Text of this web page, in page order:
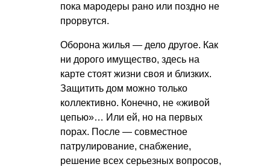
пока мародеры рано или поздно не
прорвутся.
Оборона жилья — дело другое. Как
ни дорого имущество, здесь на
карте стоят жизни своя и близких.
Защитить дом можно только
коллективно. Конечно, не «живой
цепью»… Или ей, но на первых
порах. После — совместное
патрулирование, снабжение,
решение всех серьезных вопросов,